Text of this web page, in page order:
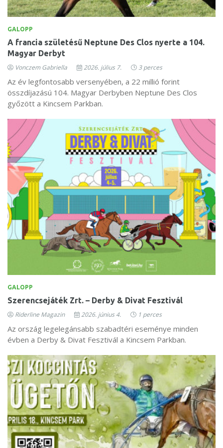
GALOPP
A francia születésű Neptune Des Clos nyerte a 104.
Magyar Derbyt
Vonczem Gabriella 2026. július 7. 3 perces
Az év legfontosabb versenyében, a 22 millió forint
összdíjazású 104. Magyar Derbyben Neptune Des Clos
győzött a Kincsem Parkban.
GALOPP
Szerencsejáték Zrt. – Derby & Divat Fesztivál
Riderline Magazin 2026. június 4. 1 perces
Az ország legelegánsabb szabadtéri eseménye minden
évben a Derby & Divat Fesztivál a Kincsem Parkban.